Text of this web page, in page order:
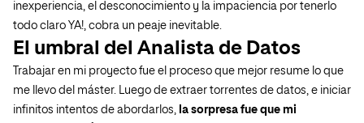
inexperiencia, el desconocimiento y la impaciencia por tenerlo
todo claro YA!, cobra un peaje inevitable.
El umbral del Analista de Datos
Trabajar en mi proyecto fue el proceso que mejor resume lo que
me llevo del máster. Luego de extraer torrentes de datos, e iniciar
infinitos intentos de abordarlos, la sorpresa fue que mi